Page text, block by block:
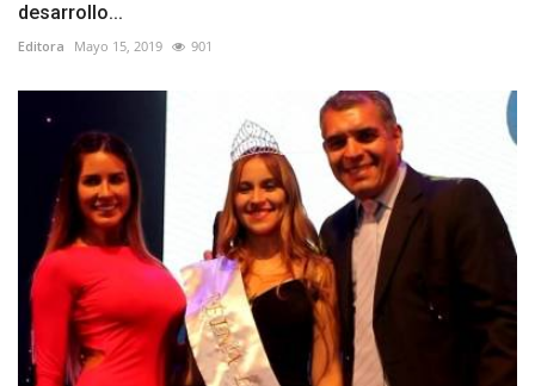
desarrollo...
Editora Mayo 15, 2019 901